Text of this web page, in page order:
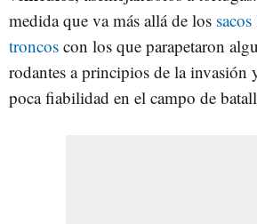
medida que va más allá de los
troncos con los que parapetaron
rodantes a principios de la invasión
poca fiabilidad en el campo de